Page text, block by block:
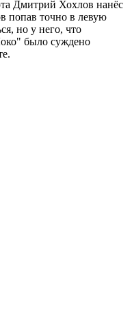
Дмитрий Хохлов нанёс
попав точно в левую
но у него, что
было суждено